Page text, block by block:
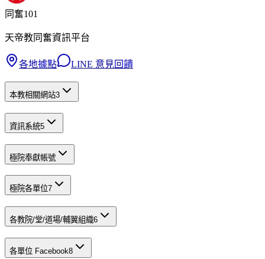
同奮101
天帝教同奮資訊平台
各地據點 LINE 意見回饋
本教相關網站3
資訊系統5
極院奉獻帳號
極院各單位7
各教院/堂/道場/輔翼組織6
各單位 Facebook8